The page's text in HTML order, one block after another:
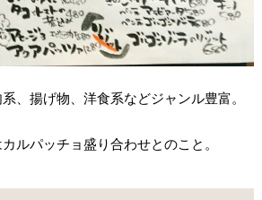
、揚げ物、洋食系などジャンル豊富。
ルパッチョ盛り合わせとのこと。